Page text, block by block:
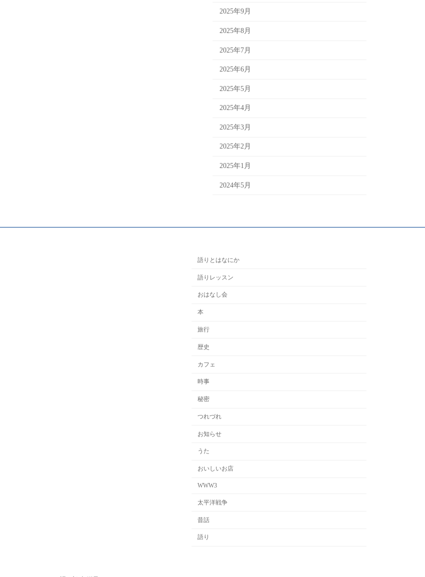
2025年9月
2025年8月
2025年7月
2025年6月
2025年5月
2025年4月
2025年3月
2025年2月
2025年1月
2024年5月
語りとはなにか
語りレッスン
おはなし会
本
旅行
歴史
カフェ
時事
秘密
つれづれ
お知らせ
うた
おいしいお店
WWW3
太平洋戦争
昔話
語り